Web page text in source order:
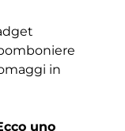
in
uno